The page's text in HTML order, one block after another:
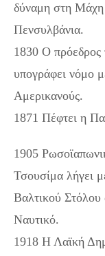
δύναμη στη Μάχη
Πενσυλβάνια.
1830 Ο
υπογράφει νόμο
Αμερικανούς.
1871 Πέφτει η
1905
Τσουσίμα λήγει
Βαλτικού Στόλου
Ναυτικό.
1918 Η Λαϊκή